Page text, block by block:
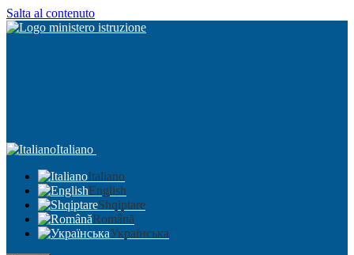
Salta al contenuto
Italiano
Italiano
English
Shqiptare
Română
Українська